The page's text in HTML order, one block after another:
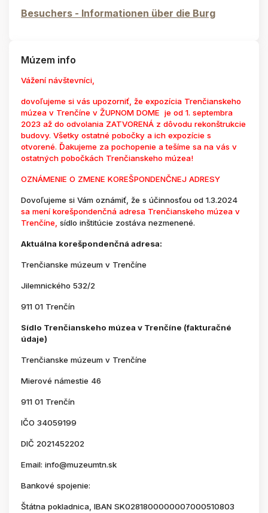
Besuchers - Informationen über die Burg
Múzem info
Vážení návštevníci,
dovoľujeme si vás upozorniť, že expozícia Trenčianskeho
múzea v Trenčíne v ŽUPNOM DOME je od 1. septembra
2023 až do odvolania ZATVORENÁ z dôvodu rekonštrukcie
budovy. Všetky ostatné pobočky a ich expozície s
otvorené. Ďakujeme za pochopenie a tešíme sa na vás v
ostatných pobočkách Trenčianskeho múzea!
OZNÁMENIE O ZMENE KOREŠPONDENČNEJ ADRESY
Dovoľujeme si Vám oznámiť, že s účinnosťou od 1.3.2024
sa mení korešpondenčná adresa Trenčianskeho múzea v
Trenčíne, sídlo inštitúcie zostáva nezmenené.
Aktuálna korešpondenčná adresa:
Trenčianske múzeum v Trenčíne
Jilemnického 532/2
911 01 Trenčín
Sídlo Trenčianskeho múzea v Trenčíne (fakturačné
údaje)
Trenčianske múzeum v Trenčíne
Mierové námestie 46
911 01 Trenčín
IČO 34059199
DIČ 2021452202
Email: info@muzeumtn.sk
Bankové spojenie:
Štátna pokladnica, IBAN SK0281800000007000510803